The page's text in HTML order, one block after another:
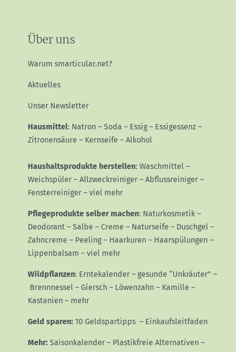
Über uns
Warum smarticular.net?
Aktuelles
Unser Newsletter
Hausmittel: Natron –Soda – Essig – Essigessenz –
Zitronensäure – Kernseife –Alkohol
Haushaltsprodukte herstellen:Waschmittel –
Weichspüler –Allzweckreiniger –Abflussreiniger –
Fensterreiniger –viel mehr
Pflegeprodukte selber machen: Naturkosmetik –
Deodorant –Salbe – Creme – Naturseife – Duschgel –
Zahncreme – Peeling – Haarkuren – Haarspülungen –
Lippenbalsam –viel mehr
Wildpflanzen: Erntekalender –gesunde “Unkräuter” –
Brennnessel – Giersch – Löwenzahn – Kamille –
Kastanien – mehr
Geld sparen:10 Geldspartipps – Einkaufsleitfaden
Mehr:Saisonkalender – Plastikfreie Alternativen –